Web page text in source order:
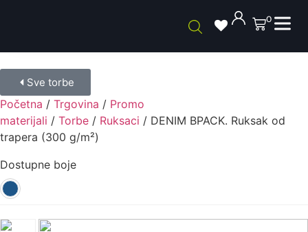
0
Sve torbe
Početna / Trgovina / Promo
materijali / Torbe / Ruksaci / DENIM BPACK. Ruksak od
trapera (300 g/m²)
Dostupne boje